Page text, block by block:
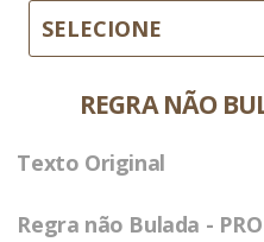
SELECIONE
REGRA NÃO
Texto Original
Regra não Bulada -